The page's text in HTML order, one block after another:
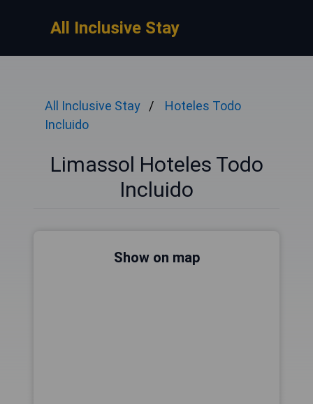
All Inclusive Stay
All Inclusive Stay
Hoteles Todo
Incluido
Limassol Hoteles Todo
Incluido
Show on map